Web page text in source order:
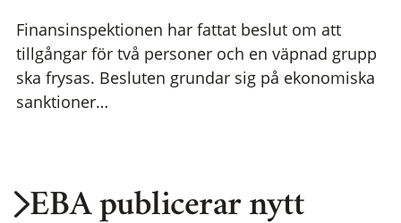
Finansinspektionen har fattat beslut om att
tillgångar för två personer och en väpnad grupp
ska frysas. Besluten grundar sig på ekonomiska
sanktioner…
EBA publicerar nytt